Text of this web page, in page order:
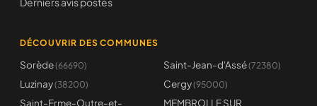
DÉCOUVRIR DES COMMUNES
Sorède(66690) Saint-Jean-d'Assé(72380)
Luzinay(38200) Cergy(95000)
Saint-Erme-Outre-et- MEMBROLLE SUR